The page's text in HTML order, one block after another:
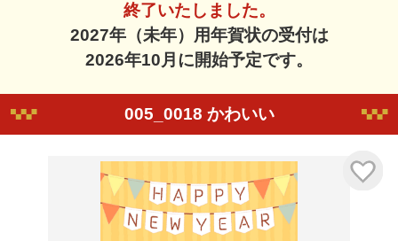
終了いたしました。
2027年（未年）用年賀状の受付は
2026年10月に開始予定です。
005_0018 かわいい